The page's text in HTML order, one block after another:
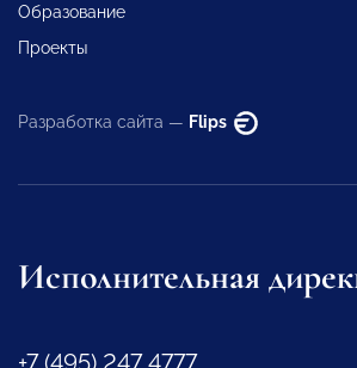
Образование
Проекты
Разработка сайта — Flips
Исполнительная